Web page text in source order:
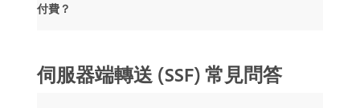
付費？
伺服器端轉送 (SSF) 常見問答